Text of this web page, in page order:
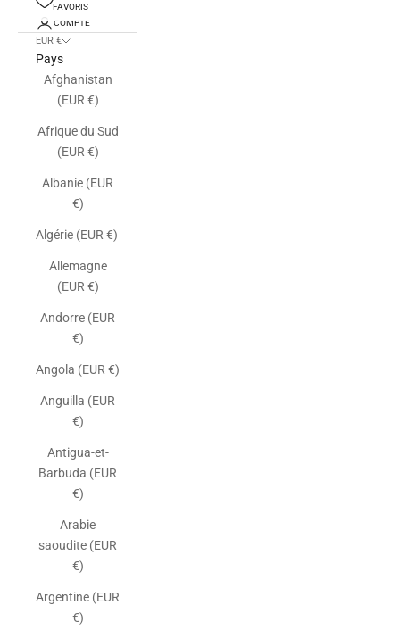
FAVORIS
COMPTE
EUR €
Pays
Afghanistan
(EUR €)
Afrique du Sud
(EUR €)
Albanie (EUR
€)
Algérie (EUR €)
Allemagne
(EUR €)
Andorre (EUR
€)
Angola (EUR €)
Anguilla (EUR
€)
Antigua-et-
Barbuda (EUR
€)
Arabie
saoudite (EUR
€)
Argentine (EUR
€)